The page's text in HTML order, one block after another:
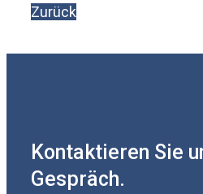
Zurück
Kontaktieren Sie
Gespräch.